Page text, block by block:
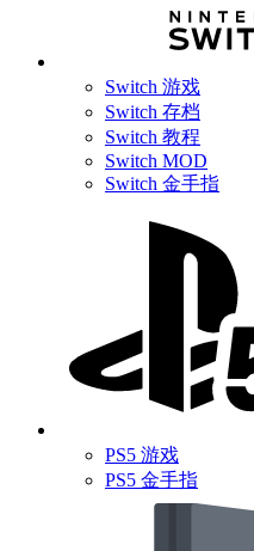
Switch 游戏
Switch 存档
Switch 教程
Switch MOD
Switch 金手指
PS5 游戏
PS5 金手指